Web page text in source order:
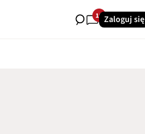
19Zaloguj się